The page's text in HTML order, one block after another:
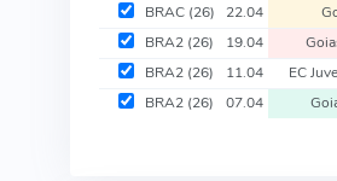
BRAC (26) 22.04
BRA2 (26) 19.04
BRA2 (26) 11.04 EC
BRA2 (26) 07.04